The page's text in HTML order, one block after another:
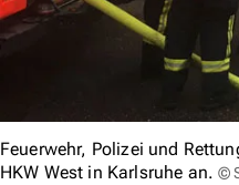
Feuerwehr, Polizei und
HKW West in Karlsruhe an. ©